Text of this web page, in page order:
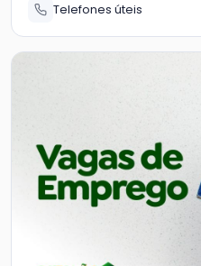
Telefones úteis